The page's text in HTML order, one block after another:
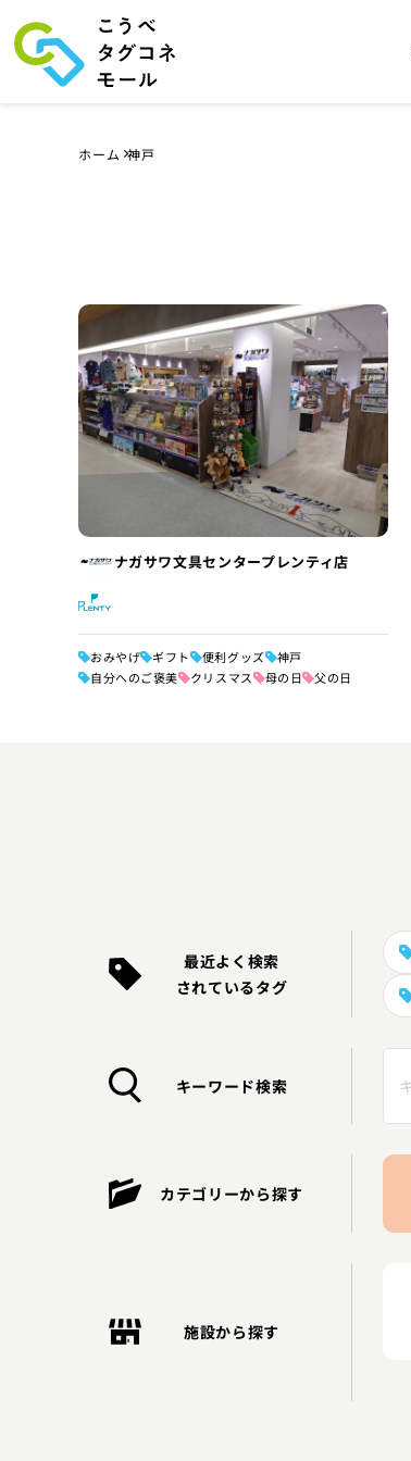
ホーム 神戸
ナガサワ文具センタープレンティ店
おみやげ ギフト 便利グッズ
神戸
自分へのご褒美
クリスマス 母の日 父の日
最近よく検索
されているタグ
キーワード検索
カテゴリーから探す
施設から探す